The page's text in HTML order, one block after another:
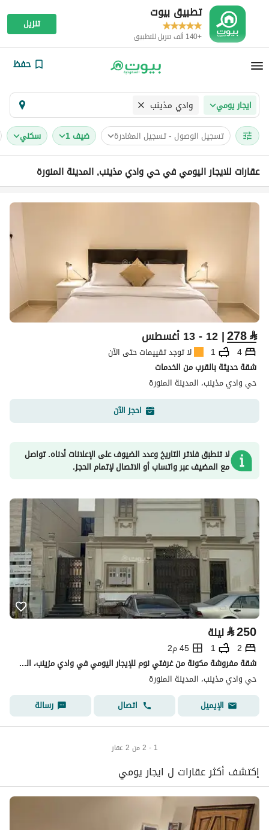
تطبيق بيوت
+140 ألف تنزيل للتطبيق
تنزيل
حفظ
ايجار يومي وادي مذينب
تسجيل الوصول - تسجيل المغادرة ضيف 1 سكني
عقارات للايجار اليومي في حي وادي مذينب, المدينة المنورة
⃁
278| 12 - 13 أغسطس
4
1
لا توجد تقييمات حتى الآن
شقة حديثة بالقرب من الخدمات
حي وادي مذينب، المدينة المنورة
احجز الآن
لا تنطبق فلاتر التاريخ وعدد الضيوف على الإعلانات أدناه. تواصل
مع المضيف عبر واتساب أو الاتصال لإتمام الحجز.
⃁250 ليلة
2
1
45 م2
شقة مفروشة مكونة من غرفتي نوم للإيجار اليومي في وادي مزينب، المدينة المنورة
حي وادي مذينب، المدينة المنورة
الإيميل
اتصال رسالة
1 - 2 من 2 عقار
إكتشف أكثر عقارات ل ايجار يومي